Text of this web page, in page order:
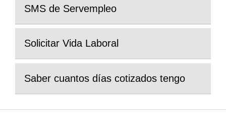
SMS de Servempleo
Solicitar Vida Laboral
Saber cuantos días cotizados tengo